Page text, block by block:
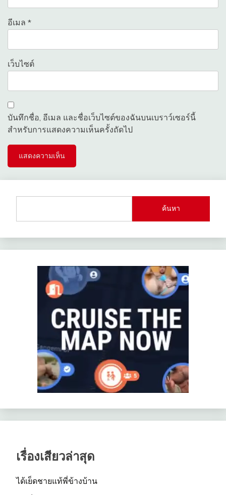
อีเมล *
เว็บไซต์
บันทึกชื่อ, อีเมล และชื่อเว็บไซต์ของฉันบนเบราว์เซอร์นี้
สำหรับการแสดงความเห็นครั้งถัดไป
ค้นหา
เรื่องเสียวล่าสุด
ได้เย็ดชายแท้พี่ข้างบ้าน